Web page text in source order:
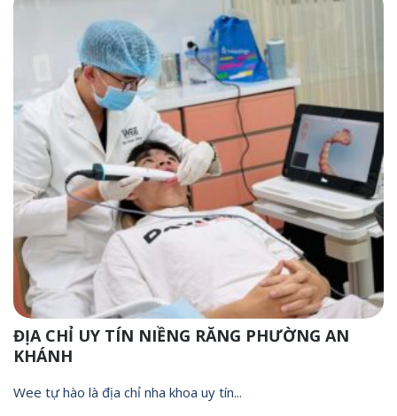
ĐỊA CHỈ UY TÍN NIỀNG RĂNG PHƯỜNG AN
KHÁNH
Wee tự hào là địa chỉ nha khoa uy tín...